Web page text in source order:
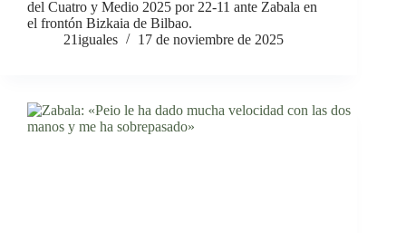
del Cuatro y Medio 2025 por 22-11 ante Zabala en
el frontón Bizkaia de Bilbao.
21iguales
17 de noviembre de 2025